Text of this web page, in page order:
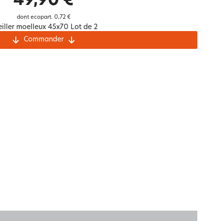
dont ecopart. 0,72 €
moelleux 45x70 Lot de 2
Commander